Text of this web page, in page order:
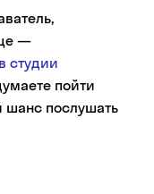
—
студии
пойти
шанс послушать